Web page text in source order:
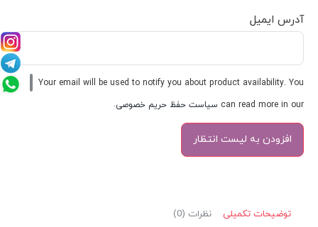
آدرس ایمیل
Your email will be used to notify you about product availability. You
can read more in our سیاست حفظ حریم خصوصی.
توضیحات تکمیلی نظرات (0)